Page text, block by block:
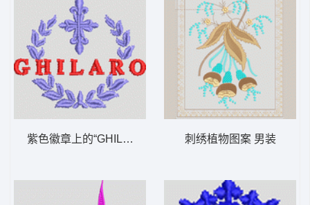
紫色徽章上的“GHILARO”字样 男装刺绣植物图案 男装